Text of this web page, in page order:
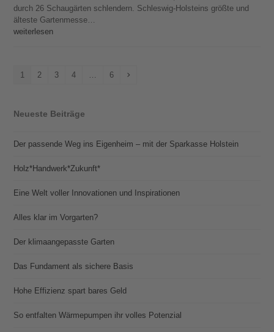
durch 26 Schaugärten schlendern. Schleswig-Holsteins größte und
älteste Gartenmesse…
weiterlesen
Seite
1 Seite
2 Seite
3 Seite
4 … Seite
6
Neueste Beiträge
Der passende Weg ins Eigenheim – mit der Sparkasse Holstein
Holz*Handwerk*Zukunft*
Eine Welt voller Innovationen und Inspirationen
Alles klar im Vorgarten?
Der klimaangepasste Garten
Das Fundament als sichere Basis
Hohe Effizienz spart bares Geld
So entfalten Wärmepumpen ihr volles Potenzial